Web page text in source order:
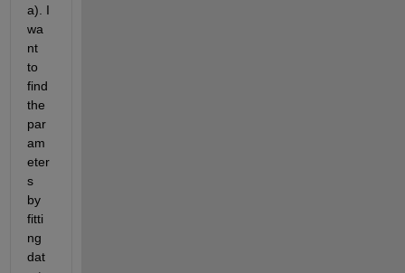
a). I
wa
nt
to
find
the
par
am
eter
s
by
fitti
ng
dat